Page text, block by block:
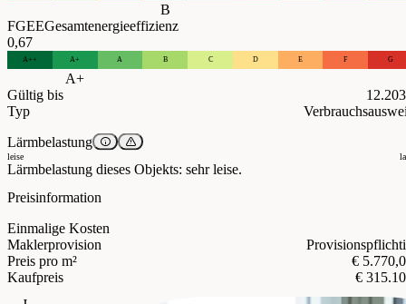
B
FGEEGesamtenergieeffizienz
0,67
A++ A+ A B C D E F G
A+
Gültig bis
Typ
Lärmbelastung
leise
Lärmbelastung dieses Objekts: sehr leise.
Preisinformation
Einmalige Kosten
Maklerprovision
Preis pro m²
€
Kaufpreis
€